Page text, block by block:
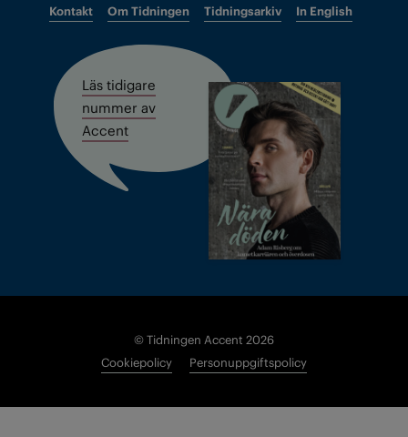
Kontakt Om Tidningen Tidningsarkiv In English
Läs tidigare
nummer av
Accent
© Tidningen Accent 2026
Cookiepolicy
Personuppgiftspolicy